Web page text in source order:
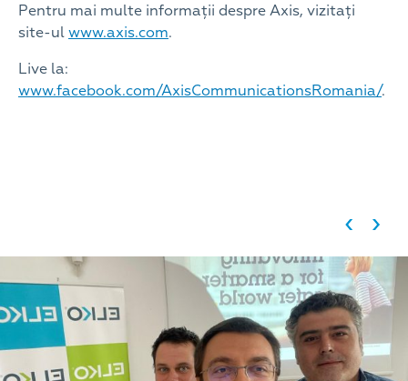
Pentru mai multe informații despre Axis, vizitați
site-ul www.axis.com.
Live la:
www.facebook.com/AxisCommunicationsRomania/.